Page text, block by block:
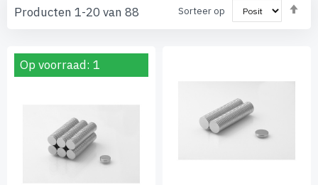
Producten 1-20 van 88 Sorteer op
Op voorraad: 1